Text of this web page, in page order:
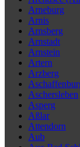
Arneburg
Arnis
Arnsberg
Arnstadt
Arnstein
Artern
Arzberg
Aschersleben
Asperg
Aßlar
Attendorn
Aub